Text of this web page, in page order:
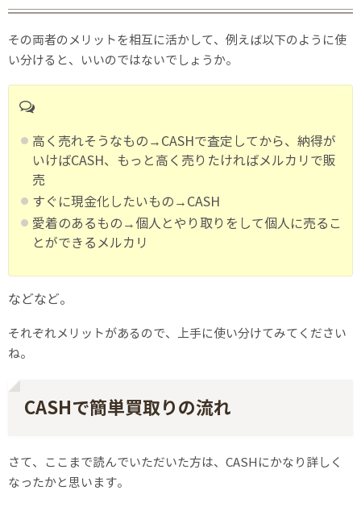
その両者のメリットを相互に活かして、例えば以下のように使
い分けると、いいのではないでしょうか。
高く売れそうなもの→CASHで査定してから、納得が
いけばCASH、もっと高く売りたければメルカリで販
売
すぐに現金化したいもの→CASH
愛着のあるもの→個人とやり取りをして個人に売るこ
とができるメルカリ
などなど。
それぞれメリットがあるので、上手に使い分けてみてください
ね。
CASHで簡単買取りの流れ
さて、ここまで読んでいただいた方は、CASHにかなり詳しく
なったかと思います。